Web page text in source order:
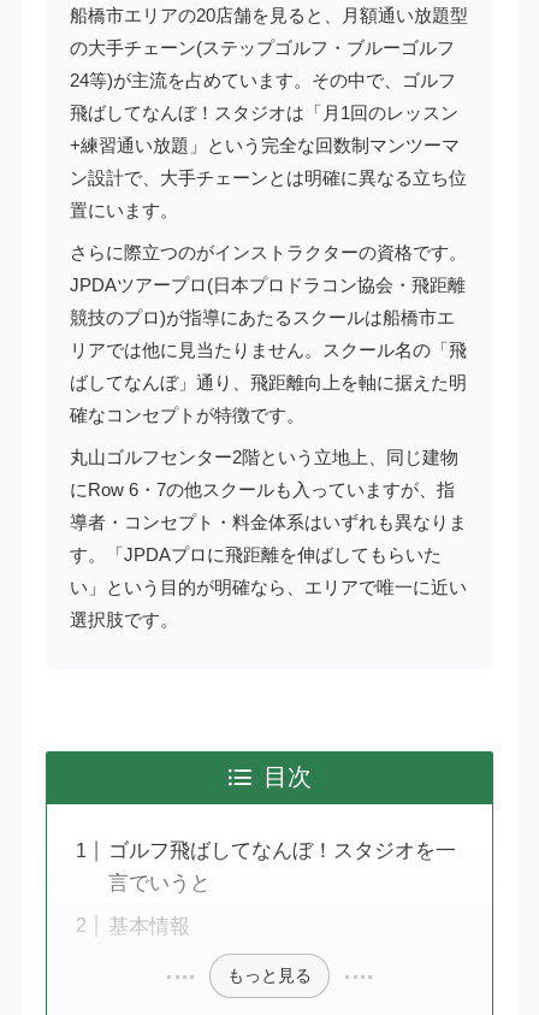
船橋市エリアの20店舗を見ると、月額通い放題型
の大手チェーン(ステップゴルフ・ブルーゴルフ
24等)が主流を占めています。その中で、ゴルフ
飛ばしてなんぼ！スタジオは「月1回のレッスン
+練習通い放題」という完全な回数制マンツーマ
ン設計で、大手チェーンとは明確に異なる立ち位
置にいます。
さらに際立つのがインストラクターの資格です。
JPDAツアープロ(日本プロドラコン協会・飛距離
競技のプロ)が指導にあたるスクールは船橋市エ
リアでは他に見当たりません。スクール名の「飛
ばしてなんぼ」通り、飛距離向上を軸に据えた明
確なコンセプトが特徴です。
丸山ゴルフセンター2階という立地上、同じ建物
にRow 6・7の他スクールも入っていますが、指
導者・コンセプト・料金体系はいずれも異なりま
す。「JPDAプロに飛距離を伸ばしてもらいた
い」という目的が明確なら、エリアで唯一に近い
選択肢です。
目次
ゴルフ飛ばしてなんぼ！スタジオを一
言でいうと
基本情報
もっと見る